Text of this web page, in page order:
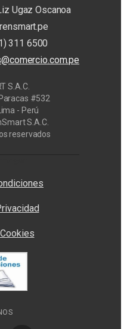
Ugaz Oscanoa
311 6500
S.A.C.
#532
- Perú
S.A.C.
reservados